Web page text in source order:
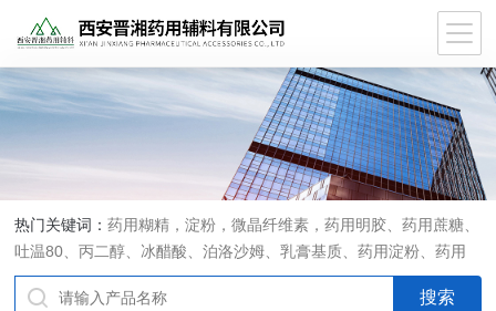
热门关键词：药用糊精，淀粉，微晶纤维素，药用明胶、药用蔗糖、
吐温80、丙二醇、冰醋酸、泊洛沙姆、乳膏基质、药用淀粉、药用
糊精、硬脂酸镁、聚丙烯酸树脂系列、羧甲基淀粉钠、羧甲基纤维素
钠、可溶性淀粉、甘露醇、羟丙纤维素、羟丙基甲基纤维素、乳糖、